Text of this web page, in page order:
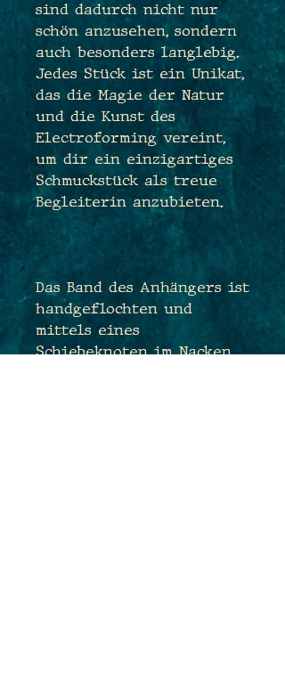
sind dadurch nicht nur
schön anzusehen, sondern
auch besonders langlebig.
Jedes Stück ist ein Unikat,
das die Magie der Natur
und die Kunst des
Electroforming vereint,
um dir ein einzigartiges
Schmuckstück als treue
Begleiterin anzubieten.
Das Band des Anhängers ist
handgeflochten und
mittels eines
Schiebeknoten im Nacken